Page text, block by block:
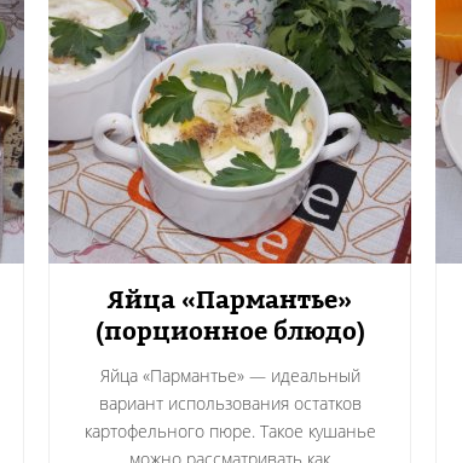
Яйца «Пармантье»
(порционное блюдо)
Яйца «Пармантье» — идеальный
вариант использования остатков
картофельного пюре. Такое кушанье